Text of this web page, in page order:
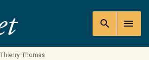
search menu
Thierry Thomas